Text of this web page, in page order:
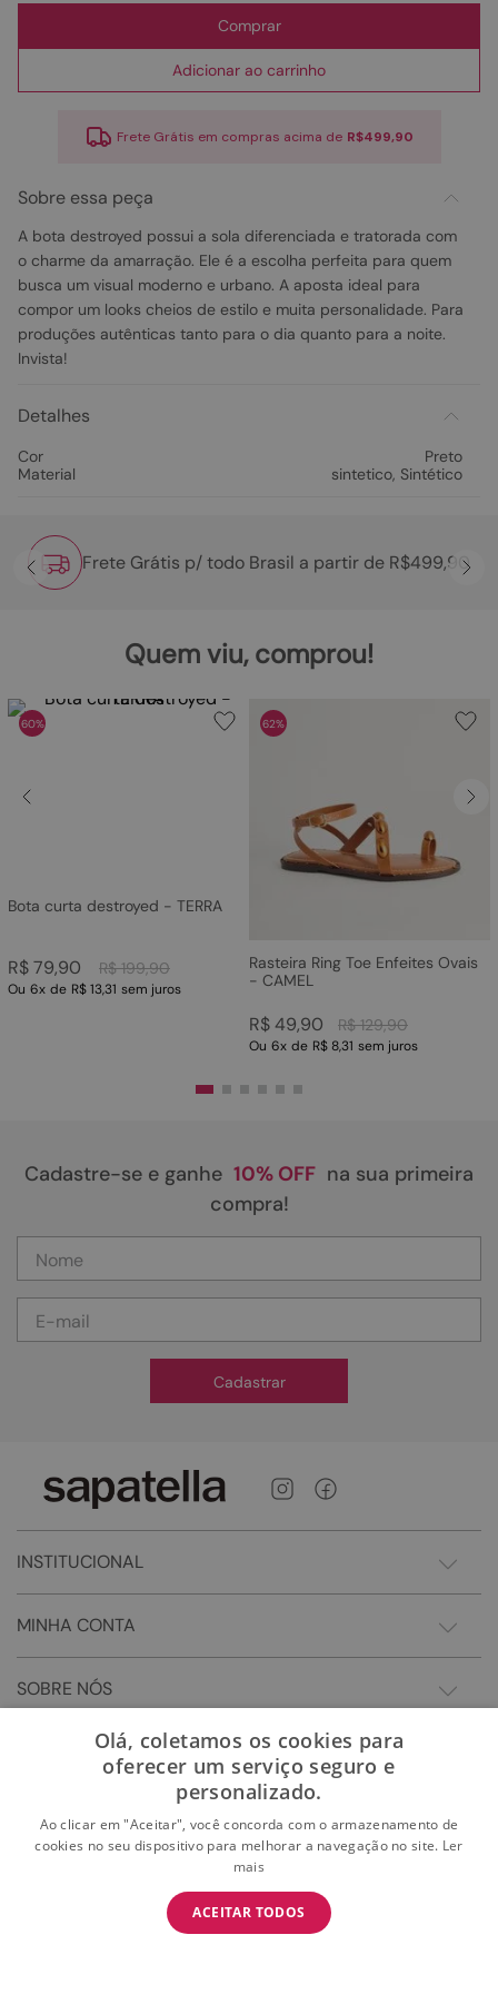
BAIXE O APP
E garanta 15% OFF na primeira compra
Comprar
Adicionar ao carrinho
Frete Grátis em compras acima de R$499,90
Sobre essa peça
A bota destroyed possui a sola diferenciada e tratorada com
o charme da amarração. Ele é a escolha perfeita para quem
busca um visual moderno e urbano. A aposta ideal para
compor um looks cheios de estilo e muita personalidade. Para
produções autênticas tanto para o dia quanto para a noite.
Invista!
Detalhes
Cor
Preto
Material
sintetico, Sintético
Frete Grátis p/ todo Brasil a partir de R$499,90
Quem viu, comprou!
60%
Bota curta destroyed - TERRA
R$ 199,90
R$79,90
Ou 6x de R$ 13,31 sem juros
62%
Rasteira Ring Toe Enfeites Ovais
- CAMEL
R$ 129,90
R$49,90
Ou 6x de R$ 8,31 sem juros
Cadastre-se e ganhe 10% OFF na sua primeira
compra!
Cadastrar
INSTITUCIONAL
MINHA CONTA
SOBRE NÓS
Olá, coletamos os cookies para
oferecer um serviço seguro e
personalizado.
Ao clicar em "Aceitar", você concorda com o armazenamento de
cookies no seu dispositivo para melhorar a navegação no site. Ler
mais
ACEITAR TODOS